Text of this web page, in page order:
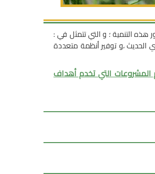
التنمية ؛ و التي تتمثل في :
الحديث ،و توفير أنظمة متعددة
المشروعات التي تخدم أهداف